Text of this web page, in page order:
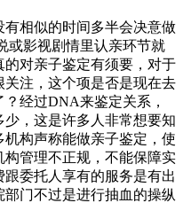
相似的时间多半会决意做
或影视剧情里认亲环节就
对亲子鉴定有须要，对于
注，这个项是否是现在去
经过DNA来鉴定关系，
，这是许多人非常想要知
构声称能做亲子鉴定，使
构管理不正规，不能保障实
委托人享有的服务是有出
门不过是进行抽血的操纵